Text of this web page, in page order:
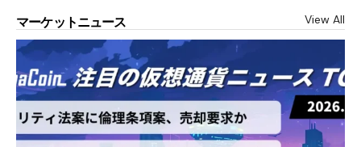
マーケットニュース View All